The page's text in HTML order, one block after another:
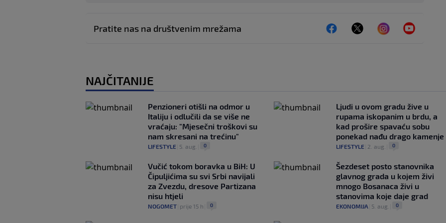
Pratite nas na društvenim mrežama
NAJČITANIJE
Penzioneri otišli na odmor u
Italiju i odlučili da se više ne
vraćaju: "Mjesečni troškovi su
nam skresani na trećinu"
LIFESTYLE 5. aug. 0
Ljudi u ovom gradu žive u
rupama iskopanim u brdu, a
kad prošire spavaću sobu
ponekad nađu drago kamenje
LIFESTYLE| 2. aug. 0
Vučić tokom boravka u BiH: U
Čipuljićima su svi Srbi navijali
za Zvezdu, dresove Partizana
nisu htjeli
NOGOMET prije 15 h 0
Šezdeset posto stanovnika
glavnog grada u kojem živi
mnogo Bosanaca živi u
stanovima koje daje grad
EKONOMIJA 5. aug. 0